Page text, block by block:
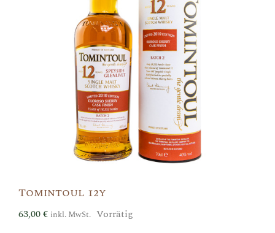
Tomintoul 12y
63,00€ inkl. MwSt. Vorrätig